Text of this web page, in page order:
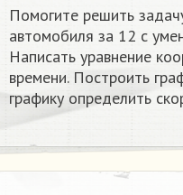
Помогите решить
автомобиля за 12 с
Написать уравнение
времени. Построить
графику определить